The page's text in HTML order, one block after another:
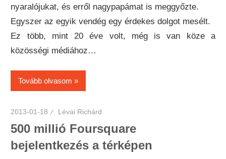
nyaralójukat, és erről nagypapámat is meggyőzte.
Egyszer az egyik vendég egy érdekes dolgot mesélt.
Ez több, mint 20 éve volt, még is van köze a
közösségi médiához…
Tovább olvasom
2013-01-18 Lévai Richárd
500 millió Foursquare
bejelentkezés a térképen